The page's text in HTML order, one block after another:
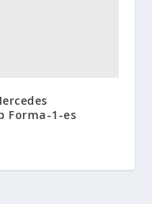
Forma-1-es